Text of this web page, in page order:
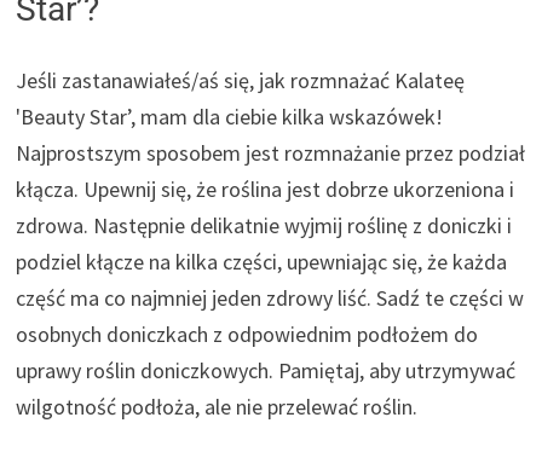
Star’?
Jeśli zastanawiałeś/aś się, jak rozmnażać Kalateę
'Beauty Star’, mam dla ciebie kilka wskazówek!
Najprostszym sposobem jest rozmnażanie przez podział
kłącza. Upewnij się, że roślina jest dobrze ukorzeniona i
zdrowa. Następnie delikatnie wyjmij roślinę z doniczki i
podziel kłącze na kilka części, upewniając się, że każda
część ma co najmniej jeden zdrowy liść. Sadź te części w
osobnych doniczkach z odpowiednim podłożem do
uprawy roślin doniczkowych. Pamiętaj, aby utrzymywać
wilgotność podłoża, ale nie przelewać roślin.